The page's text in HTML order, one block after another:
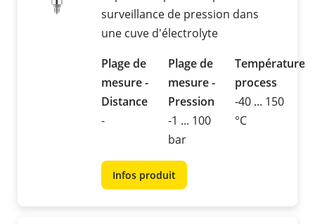
surveillance de pression dans
une cuve d'électrolyte
Plage de
mesure -
Distance
-
Plage de
mesure -
Pression
-1 ... 100
bar
Température
process
-40 ... 150
°C
Infos produit